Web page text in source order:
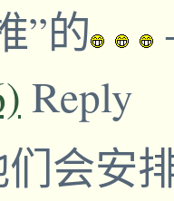
”的
Reply
会安